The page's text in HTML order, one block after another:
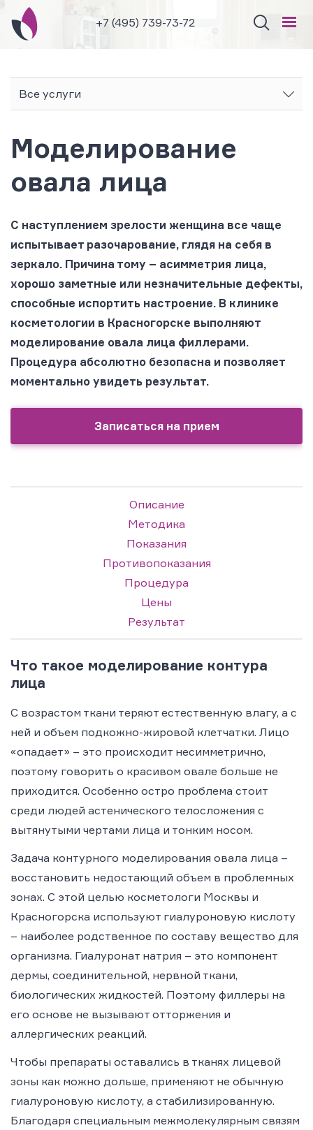
+7 (495) 739-73-72
Все услуги
Моделирование
овала лица
С наступлением зрелости женщина все чаще
испытывает разочарование, глядя на себя в
зеркало. Причина тому – асимметрия лица,
хорошо заметные или незначительные дефекты,
способные испортить настроение. В клинике
косметологии в Красногорске выполняют
моделирование овала лица филлерами.
Процедура абсолютно безопасна и позволяет
моментально увидеть результат.
Записаться на прием
Описание
Методика
Показания
Противопоказания
Процедура
Цены
Результат
Что такое моделирование контура
лица
С возрастом ткани теряют естественную влагу, а с
ней и объем подкожно-жировой клетчатки. Лицо
«опадает» – это происходит несимметрично,
поэтому говорить о красивом овале больше не
приходится. Особенно остро проблема стоит
среди людей астенического телосложения с
вытянутыми чертами лица и тонким носом.
Задача контурного моделирования овала лица –
восстановить недостающий объем в проблемных
зонах. С этой целью косметологи Москвы и
Красногорска используют гиалуроновую кислоту
– наиболее родственное по составу вещество для
организма. Гиалуронат натрия – это компонент
дермы, соединительной, нервной ткани,
биологических жидкостей. Поэтому филлеры на
его основе не вызывают отторжения и
аллергических реакций.
Чтобы препараты оставались в тканях лицевой
зоны как можно дольше, применяют не обычную
гиалуроновую кислоту, а стабилизированную.
Благодаря специальным межмолекулярным связям